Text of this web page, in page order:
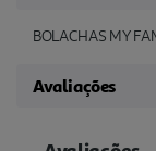
BOLACHAS MY
Avaliações